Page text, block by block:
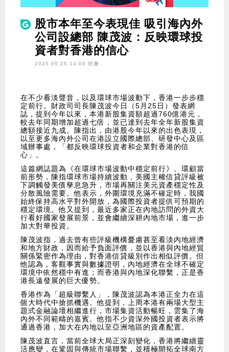
股市本年至今表現佳 吸引海內外
公司設總部 陳茂波：反映環球投
資者對香港的信心
2025.05.25 14:00 社會
在不少看淡聲音，以及環球市場波動下，香港一步步穩
定前行。財政司司長陳茂波今日（5月25日）發表網
誌，提到今年以來，本港新股集資額超過760億港元，
較去年同期增加超過七倍，並已達到去年全年新股集資
總額接近九成。陳指出，由港股今年以來的出色表現，
以至更多海內外公司在港設立國際總部、研發中心及區
域辦事處，「都反映環球投資者和企業對香港的信
心」。
這篇網誌題為《在環球市場波動中穩定前行》。環顧當
前形勢，陳指環球市場持續波動，美國主權信貸評級被
下調觸發美債孳息急升，市場再關注美元資產穩定性及
分散風險需要。他表示，外圍環境充滿不確定時，我國
始終保持高水平對外開放，為國際投資者提供可預期的
穩定環境。他又提到，最近多家正在內地訪問的外資大
行看好國家發展前景，並會繼續深耕內地市場，進一步
加大對華投資。
陳茂波指，過去曾有些評級機構憂慮甚至看淡內地經濟
和地方財政，因而給予負面評價，並以香港與內地經貿
關係緊密作為理由，對香港信貸級別作出相似評價。但
他認為，客觀事實與數據證明，內地經濟在全球不確定
環境中依然穩中有進；而香港與內地深化聯繫，正是香
港長遠發展的巨大優勢。
香港作為「超級聯繫人」，陳茂波認為本港正全力在這
個大時代中搶抓機遇。他提到，上周本港有兩場大型主
題式金融論壇相繼進行，市場集資活動暢旺，雲集了海
內外不同範疇的嘉賓。他指不少資深外國投資者表示將
通過香港，加大在內地以至亞洲地區的資產配置。
陳茂波直言，當前全球大局正深刻變化，香港將繼續靈
活應變，在鞏固與傳統市場聯繫，並積極開拓全球南方